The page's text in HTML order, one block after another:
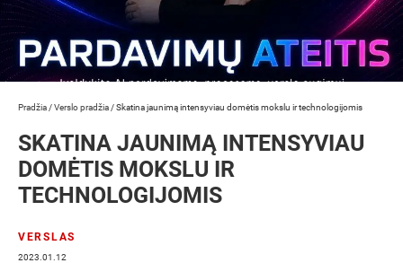
Pradžia /Verslo pradžia /Skatina jaunimą intensyviau domėtis mokslu ir technologijomis
SKATINA JAUNIMĄ INTENSYVIAU
DOMĖTIS MOKSLU IR
TECHNOLOGIJOMIS
VERSLAS
2023.01.12